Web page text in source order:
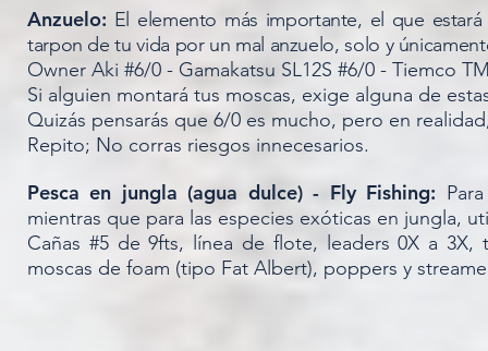
Anzuelo: El elemento más importante, el que
tarpon de tu vida por un mal anzuelo, solo y
Owner Aki #6/0 - Gamakatsu SL12S #6/0 - Tiemco
Si alguien montará tus moscas, exige alguna de
Quizás pensarás que 6/0 es mucho, pero en
Repito; No corras riesgos innecesarios.
Pesca en jungla (agua dulce) - Fly Fishing:
mientras que para las especies exóticas en jungla,
Cañas #5 de 9fts, línea de flote, leaders 0X a
moscas de foam (tipo Fat Albert), poppers y